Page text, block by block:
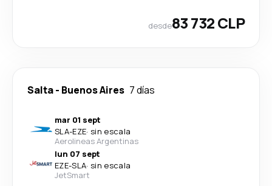
desde83 732 CLP
Salta- Buenos Aires 7 días
mar 01 sept
SLA-EZE· sin escala
Aerolineas Argentinas
lun 07 sept
EZE-SLA· sin escala
JetSmart